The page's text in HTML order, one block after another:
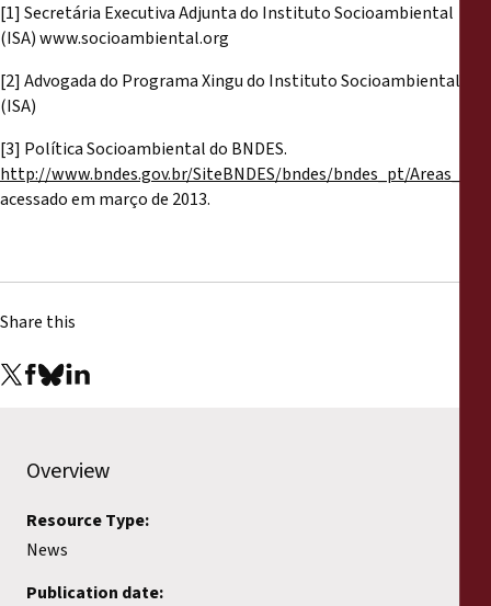
[1] Secretária Executiva Adjunta do Instituto Socioambiental
(ISA) www.socioambiental.org
[2] Advogada do Programa Xingu do Instituto Socioambiental
(ISA)
[3] Política Socioambiental do BNDES.
http://www.bndes.gov.br/SiteBNDES/bndes/bndes_pt/
acessado em março de 2013.
Share this
Overview
Resource Type:
News
Publication date: